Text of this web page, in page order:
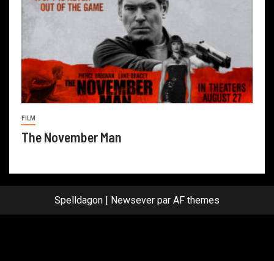
FILM
The November Man
Spelldagon Newsever par AF themes